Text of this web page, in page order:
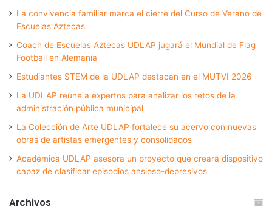
La convivencia familiar marca el cierre del Curso de Verano de
Escuelas Aztecas
Coach de Escuelas Aztecas UDLAP jugará el Mundial de Flag
Football en Alemania
Estudiantes STEM de la UDLAP destacan en el MUTVI 2026
La UDLAP reúne a expertos para analizar los retos de la
administración pública municipal
La Colección de Arte UDLAP fortalece su acervo con nuevas
obras de artistas emergentes y consolidados
Académica UDLAP asesora un proyecto que creará dispositivo
capaz de clasificar episodios ansioso-depresivos
Archivos